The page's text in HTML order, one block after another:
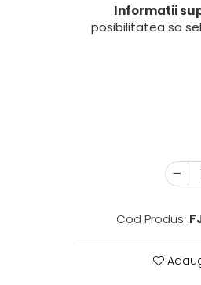
Informatii
posibilitatea sa
Cod Produs: